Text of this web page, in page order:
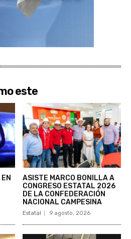
este
ASISTE MARCO BONILLA A
CONGRESO ESTATAL 2026
DE LA CONFEDERACIÓN
NACIONAL CAMPESINA
Estatal 9 agosto, 2026